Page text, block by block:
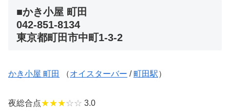
■かき小屋 町田
042-851-8134
東京都町田市中町1-3-2
かき小屋 町田 （オイスターバー /町田駅）
夜総合点★★★☆☆ 3.0